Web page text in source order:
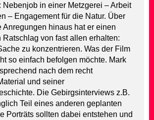
Nebenjob in einer Metzgerei – Arbeit
– Engagement für die Natur. Über
Anregungen hinaus hat er einen
von fast allen erhalten:
zu konzentrieren. Was der Film
so einfach befolgen möchte. Mark
nach dem recht
und seiner
Die Gebirgsinterviews z.B.
Teil eines anderen geplanten
Porträts sollten dabei entstehen und